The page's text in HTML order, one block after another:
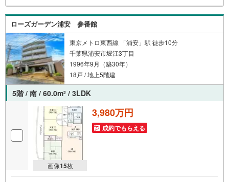
ローズガーデン浦安 参番館
東京メトロ東西線 「浦安」駅 徒歩10分
千葉県浦安市堀江3丁目
1996年9月（築30年）
18戸 / 地上5階建
5階 / 南 / 60.0m2 / 3LDK
画像15枚
3,980万円
成約でもらえる